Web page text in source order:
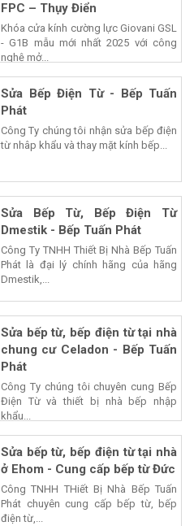
FPC – Thụy Điển
Khóa cửa kính cường lực Giovani GSL
- G1B mẫu mới nhất 2025 với công
nghệ mở...
Sửa Bếp Điện Từ - Bếp Tuấn
Phát
Công Ty chúng tôi nhận sửa bếp điện
từ nhâp khẩu và thay mặt kính bếp...
Sửa Bếp Từ, Bếp Điện Từ
Dmestik - Bếp Tuấn Phát
Công Ty TNHH Thiết Bị Nhà Bếp Tuấn
Phát là đại lý chính hãng của hãng
Dmestik,...
Sửa bếp từ, bếp điện từ tại nhà
chung cư Celadon - Bếp Tuấn
Phát
Công Ty chúng tôi chuyên cung Bếp
Điện Từ và thiết bị nhà bếp nhập
khẩu...
Sửa bếp từ, bếp điện từ tại nhà
ở Ehom - Cung cấp bếp từ Đức
Công TNHH THiết Bị Nhà Bếp Tuấn
Phát chuyên cung cấp bếp từ, bếp
điện từ,...